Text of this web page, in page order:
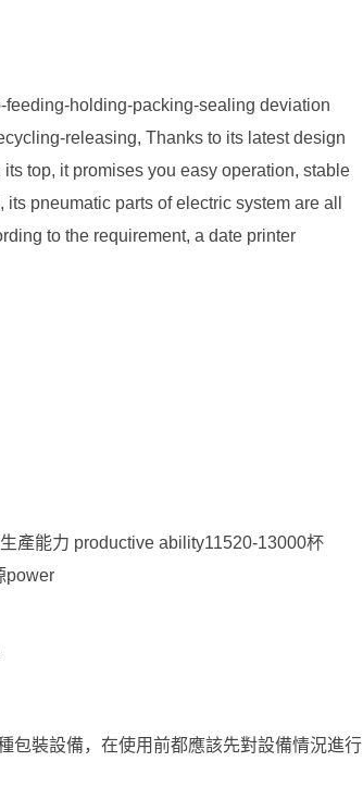
holding-packing-sealing deviation
releasing, Thanks to its latest design
top, it promises you easy operation, stable
pneumatic parts of electric system are all
to the requirement, a date printer
產能力 productive ability11520-13000杯
power
包裝設備，在使用前都應該先對設備情況進行